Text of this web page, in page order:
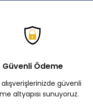
Güvenli Ödeme
güvenli
altyapısı sunuyoruz.